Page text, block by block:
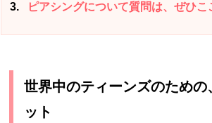
3 ピアシングについて質問は、ぜひこ
世界中のティーンズのため
ット